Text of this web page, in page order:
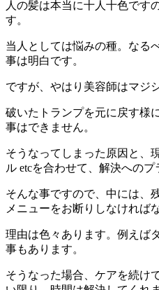
人の髪は本当に十人十色です
す。
当人としては悩みの種。なる
事は明白です。
ですが、やはり美容師はマジ
破いたトランプを元に戻す様
事はできません。
そうなってしまった原因と、
ル etcを合わせて、解決へのプ
そんな事ですので、中には、
メニューをお断りしなければ
理由は色々あります。例えば
事もあります。
そうなった場合、ケアを続け